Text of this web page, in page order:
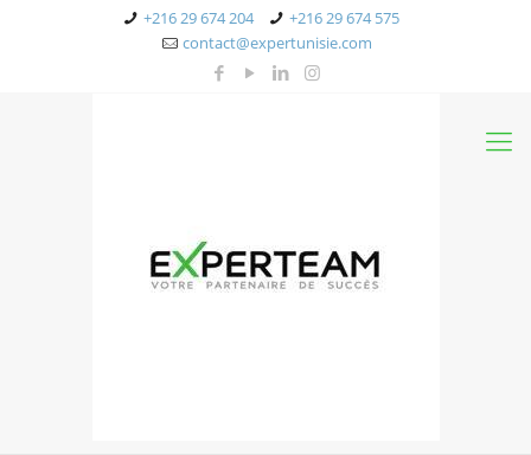
+216 29 674 204
+216 29 674 575
contact@expertunisie.com